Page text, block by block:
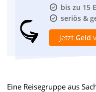
bis zu 15
seriös &
Jetzt Geld
Eine Reisegruppe aus